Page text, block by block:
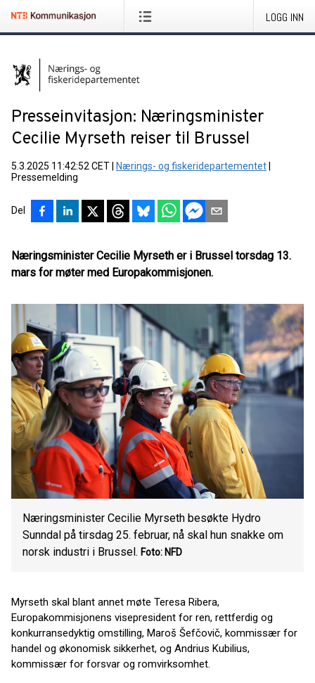
LOGG INN
Presseinvitasjon: Næringsminister
Cecilie Myrseth reiser til Brussel
5.3.2025 11:42:52 CET Nærings- og fiskeridepartementet
Pressemelding
Del
Næringsminister Cecilie Myrseth er i Brussel torsdag 13.
mars for møter med Europakommisjonen.
Næringsminister Cecilie Myrseth besøkte Hydro
Sunndal på tirsdag 25. februar, nå skal hun snakke om
norsk industri i Brussel. Foto: NFD
Myrseth skal blant annet møte Teresa Ribera,
Europakommisjonens visepresident for ren, rettferdig og
konkurransedyktig omstilling, Maroš Šefčovič, kommissær for
handel og økonomisk sikkerhet, og Andrius Kubilius,
kommissær for forsvar og romvirksomhet.